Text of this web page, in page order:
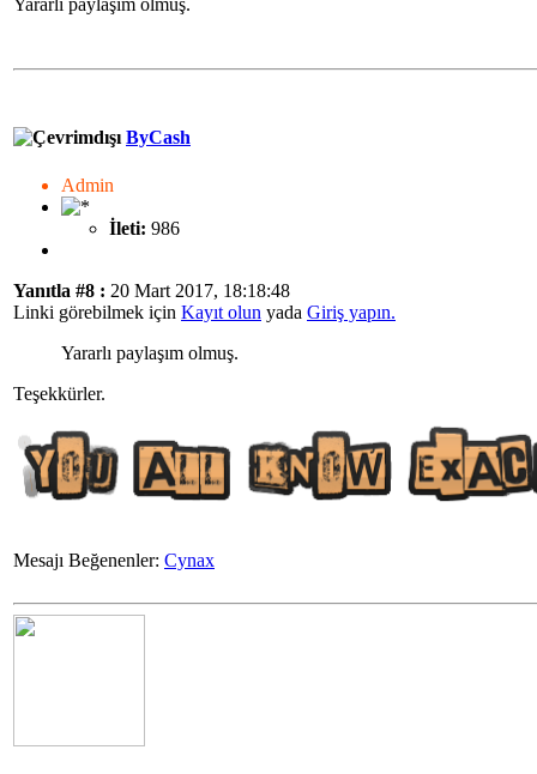
Yararlı paylaşım olmuş.
ByCash
Admin
İleti: 986
Yanıtla #8 : 20 Mart 2017, 18:18:48
Linki görebilmek için Kayıt olun yada Giriş yapın.
Yararlı paylaşım olmuş.
Teşekkürler.
Mesajı Beğenenler: Cynax